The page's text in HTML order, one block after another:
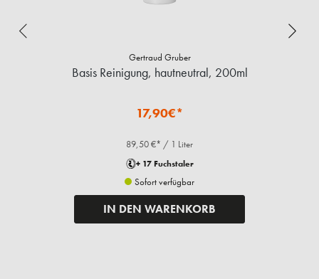
Gertraud Gruber
Basis Reinigung, hautneutral, 200ml
17,90€*
89,50 €* / 1 Liter
+ 17 Fuchstaler
Sofort verfügbar
IN DEN WARENKORB